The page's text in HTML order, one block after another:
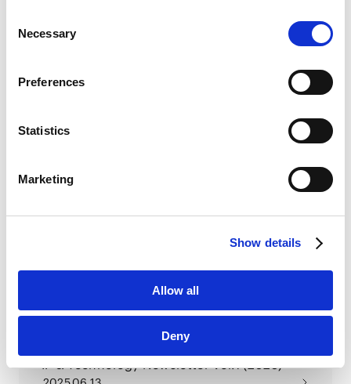
Google Analytics, Google Search Console
Marketo
link]
HubSpot
Selection
Necessary
Preferences
Statistics
Marketing
Show details
Allow all
Deny
RELATED INSIGHTS
NEWSLETTERS
2025.12.10
IP & Technology Newsletter Vol.2 (2025)
IP & Technology Newsletter Vol.1 (2025)